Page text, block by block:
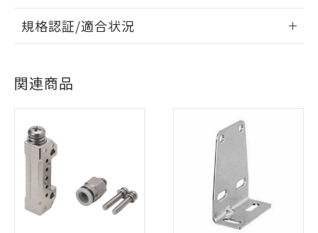
ログイン/会員登録いただくと、CADデータをダウンロー
ドすることができます。
ダウンロードデータをご利用いただく前に、以下を必ずお読
みください。
ソフトウェアの使用条件
EU RoHS 注意事項・凡例
対応状況 ※1
中国 RoHS 注意事項・凡例
中国 RoHS表
規格認証/適合状況
Yes
LR型式承認
（イギリス
船舶規格）
BV型式承認
（フランス
船舶規格）
No No
関連商品